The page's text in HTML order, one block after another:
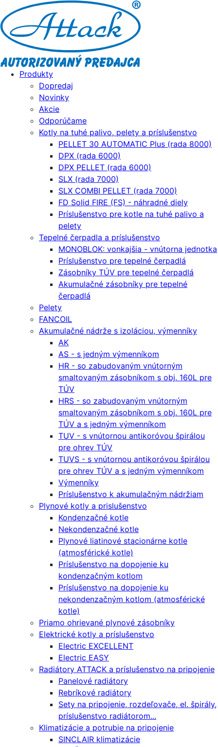
Produkty
Dopredaj
Novinky
Akcie
Odporúčame
Kotly na tuhé palivo, pelety a príslušenstvo
PELLET 30 AUTOMATIC Plus (rada 8000)
DPX (rada 6000)
DPX PELLET (rada 6000)
SLX (rada 7000)
SLX COMBI PELLET (rada 7000)
FD Solid FIRE (FS) - náhradné diely
Príslušenstvo pre kotle na tuhé palivo a
pelety
Tepelné čerpadla a príslušenstvo
MONOBLOK: vonkajšia - vnútorna jednotka
Príslušenstvo pre tepelné čerpadlá
Zásobníky TÚV pre tepelné čerpadlá
Akumulačné zásobníky pre tepelné
čerpadlá
Pelety
FANCOIL
Akumulačné nádrže s izoláciou, výmenníky
AK
AS - s jedným výmenníkom
HR - so zabudovaným vnútorným
smaltovaným zásobníkom s obj. 160L pre
TÚV
HRS - so zabudovaným vnútorným
smaltovaným zásobníkom s obj. 160L pre
TÚV a s jedným výmenníkom
TUV - s vnútornou antikoróvou špirálou
pre ohrev TÚV
TUVS - s vnútornou antikoróvou špirálou
pre ohrev TÚV a s jedným výmenníkom
Výmenníky
Príslušenstvo k akumulačným nádržiam
Plynové kotly a prislušenstvo
Kondenzačné kotle
Nekondenzačné kotle
Plynové liatinové stacionárne kotle
(atmosférické kotle)
Príslušenstvo na dopojenie ku
kondenzačným kotlom
Príslušenstvo na dopojenie ku
nekondenzačným kotlom (atmosférické
kotle)
Priamo ohrievané plynové zásobníky
Elektrické kotly a príslušenstvo
Electric EXCELLENT
Electric EASY
Radiátory ATTACK a príslušenstvo na pripojenie
Panelové radiátory
Rebríkové radiátory
Sety na pripojenie, rozdeľovače, el. špirály,
príslušenstvo radiátorom...
Klimatizácie a potrubie na pripojenie
SINCLAIR klimatizácie